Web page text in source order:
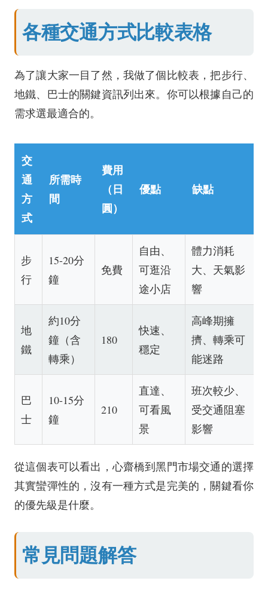
各種交通方式比較表格
為了讓大家一目了然，我做了個比較表，把步行、
地鐵、巴士的關鍵資訊列出來。你可以根據自己的
需求選最適合的。
交
通
方
式
所需時
間
費用
（日
圓）
優點 缺點
步
行
15-20分
鐘
免費
自由、
可逛沿
途小店
體力消耗
大、天氣影
響
地
鐵
約10分
鐘（含
轉乘）
180
快速、
穩定
高峰期擁
擠、轉乘可
能迷路
巴
士
10-15分
鐘
210
直達、
可看風
景
班次較少、
受交通阻塞
影響
從這個表可以看出，心齋橋到黑門市場交通的選擇
其實蠻彈性的，沒有一種方式是完美的，關鍵看你
的優先級是什麼。
常見問題解答